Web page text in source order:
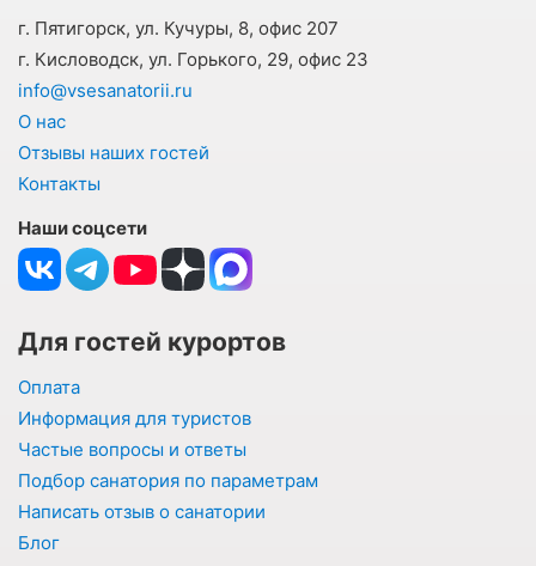
г. Пятигорск, ул. Кучуры, 8, офис 207
г. Кисловодск, ул. Горького, 29, офис 23
info@vsesanatorii.ru
О нас
Отзывы наших гостей
Контакты
Наши соцсети
Для гостей курортов
Оплата
Информация для туристов
Частые вопросы и ответы
Подбор санатория по параметрам
Написать отзыв о санатории
Блог